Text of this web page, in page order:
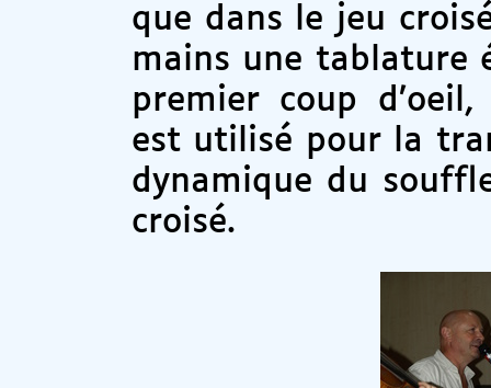
que dans le jeu
mains une tablature
premier coup
est utilisé pour la
dynamique du
croisé.